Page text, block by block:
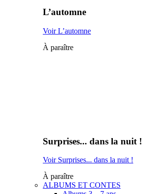
L’automne
Voir L’automne
À paraître
Surprises... dans la nuit !
Voir Surprises... dans la nuit !
À paraître
ALBUMS ET CONTES